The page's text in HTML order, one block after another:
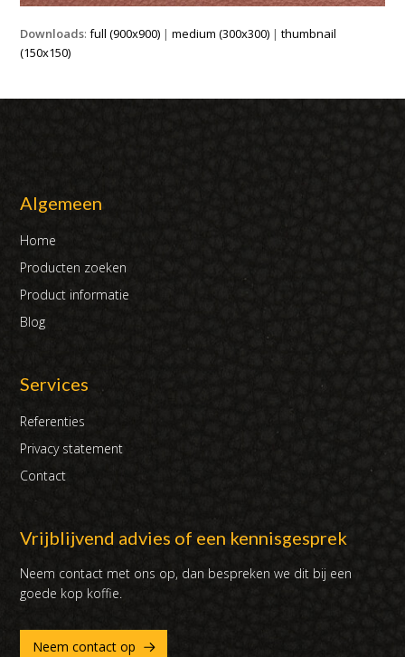
Downloads:full (900x900) |medium (300x300) |thumbnail
(150x150)
Algemeen
Home
Producten zoeken
Product informatie
Blog
Services
Referenties
Privacy statement
Contact
Vrijblijvend advies of een kennisgesprek
Neem contact met ons op, dan bespreken we dit bij een
goede kop koffie.
Neem contact op